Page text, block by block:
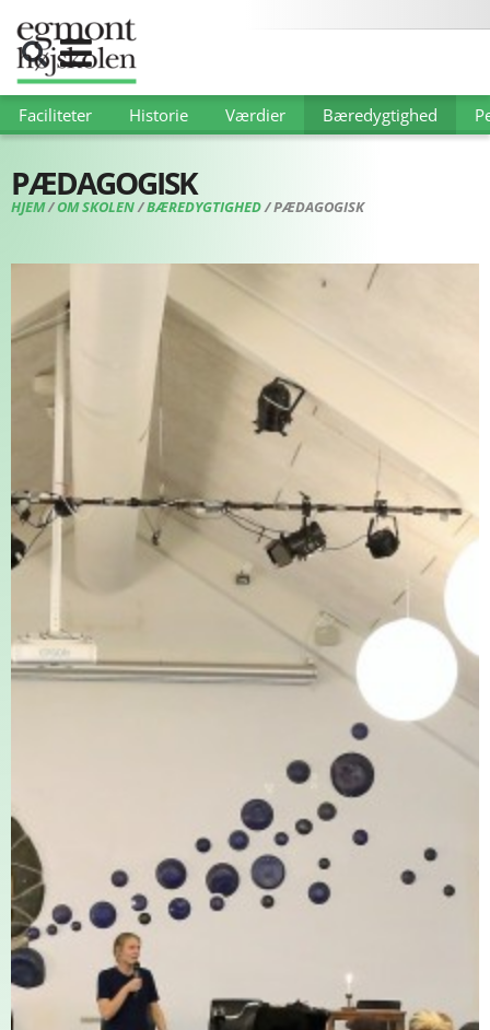
Faciliteter Historie Værdier Bæredygtighed
PÆDAGOGISK
HJEM/OM SKOLEN/BÆREDYGTIGHED/PÆDAGOGISK